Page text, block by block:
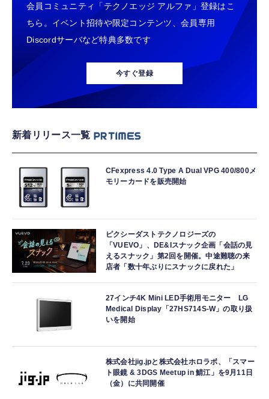
会員コミュニティ「テクノエッジ アルファ」登録はこ
ちら。イベント招待や限定コンテンツ、会員専用
Discordサーバなど特典多数です
今すぐ登録
新着リリース一覧
CFexpress 4.0 Type A Dual VPG 400/800メ
モリーカードを販売開始
ピクシーダストテクノロジーズの
「VUEVO」、DE&Iスナック企画「会話の見
えるスナック」第2回を開催。中途難聴の来
店者「数十年ぶりにスナックに戻れた」
27インチ4K Mini LED手術用モニター LG
Medical Display「27HS714S-W」の取り扱
いを開始
株式会社jig.jpと株式会社ホロラボ、「スマー
ト眼鏡 & 3DGS Meetup in 鯖江」を9月11日
（金）に共同開催